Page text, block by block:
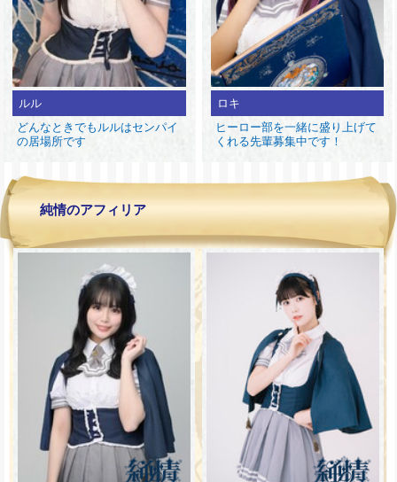
ルル
どんなときでもルルはセンパイ
の居場所です
ロキ
ヒーロー部を一緒に盛り上げて
くれる先輩募集中です！
純情のアフィリア